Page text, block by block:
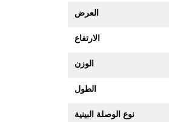
العرض
الارتفاع
الوزن
الطول
نوع الوصلة البينية